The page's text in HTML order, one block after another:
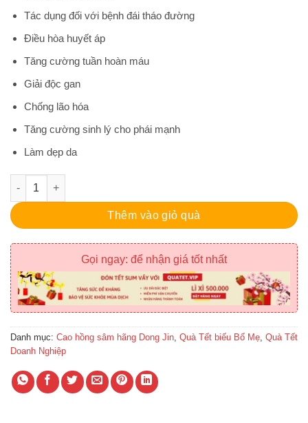
Tác dụng đối với bệnh đái tháo đường
Điều hòa huyết áp
Tăng cường tuần hoàn máu
Giải độc gan
Chống lão hóa
Tăng cường sinh lý cho phái mạnh
Làm dẹp da
Tinh chất hồng sâm thảo dược 120g x 5 lọ số lượng
Thêm vào giỏ quà
Gọi ngay: để nhận giá tốt nhất
Danh mục: Cao hồng sâm hãng Dong Jin, Quà Tết biếu Bố Mẹ, Quà Tết
Doanh Nghiệp